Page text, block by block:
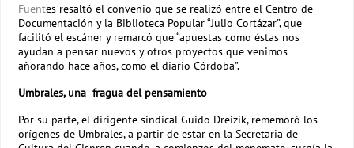
Fuentes resaltó el convenio que se realizó entre el Centro de
Documentación y la Biblioteca Popular “Julio Cortázar”, que
facilitó el escáner y remarcó que “apuestas como éstas nos
ayudan a pensar nuevos y otros proyectos que venimos
añorando hace años, como el diario Córdoba”.
Umbrales, una fragua del pensamiento
Por su parte, el dirigente sindical Guido Dreizik, rememoró los
orígenes de Umbrales, a partir de estar en la Secretaria de